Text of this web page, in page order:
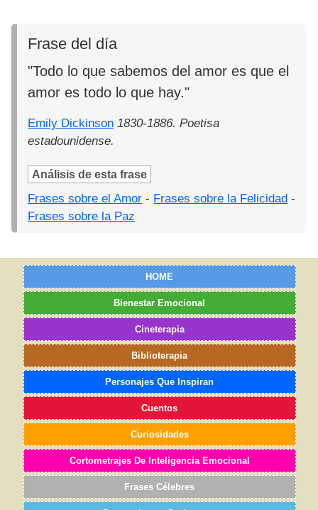
Frase del día
"Todo lo que sabemos del amor es que el
amor es todo lo que hay."
Emily Dickinson 1830-1886. Poetisa
estadounidense.
Análisis de esta frase
Frases sobre el Amor - Frases sobre la Felicidad -
Frases sobre la Paz
HOME
Bienestar Emocional
Cineterapia
Biblioterapia
Personajes Que Inspiran
Cuentos
Curiosidades
Cortometrajes De Inteligencia Emocional
Frases Célebres